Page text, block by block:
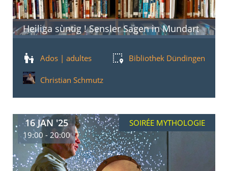
Heiliga sùntig ! Sensler Sagen in Mundart
Ados | adultes Bibliothek Dündingen
Christian Schmutz
16 JAN '25
19:00 - 20:00
SOIRÉE MYTHOLOGIE